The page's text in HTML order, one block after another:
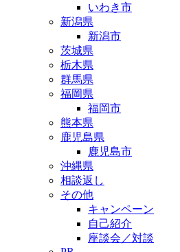
いわき市
新潟県
新潟市
茨城県
栃木県
群馬県
福岡県
福岡市
熊本県
鹿児島県
鹿児島市
沖縄県
相談返し
その他
キャンペーン
自己紹介
座談会／対談